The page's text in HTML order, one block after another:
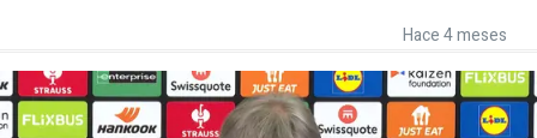
Hace 4 meses